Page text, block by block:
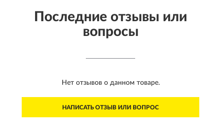
Последние отзывы или
вопросы
Нет отзывов о данном товаре.
НАПИСАТЬ ОТЗЫВ ИЛИ ВОПРОС